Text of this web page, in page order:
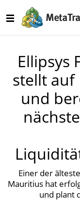
Ellipsys
stellt auf
und
Einer der
Mauritius hat
und plant